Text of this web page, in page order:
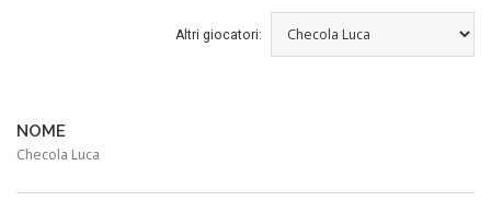
Altri giocatori:
NOME
Checola Luca